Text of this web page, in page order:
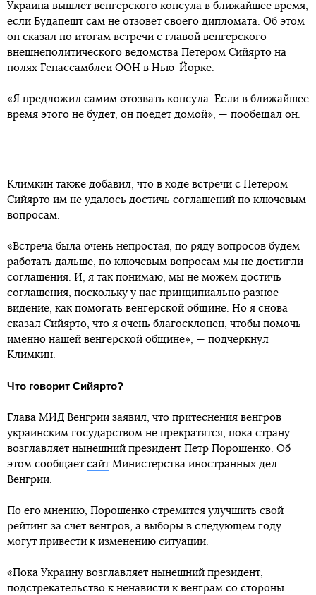
Украина вышлет венгерского консула в ближайшее время,
если Будапешт сам не отзовет своего дипломата. Об этом
он сказал по итогам встречи с главой венгерского
внешнеполитического ведомства Петером Сийярто на
полях Генассамблеи ООН в Нью-Йорке.
«Я предложил самим отозвать консула. Если в ближайшее
время этого не будет, он поедет домой», — пообещал он.
Климкин также добавил, что в ходе встречи с Петером
Сийярто им не удалось достичь соглашений по ключевым
вопросам.
«Встреча была очень непростая, по ряду вопросов будем
работать дальше, по ключевым вопросам мы не достигли
соглашения. И, я так понимаю, мы не можем достичь
соглашения, поскольку у нас принципиально разное
видение, как помогать венгерской общине. Но я снова
сказал Сийярто, что я очень благосклонен, чтобы помочь
именно нашей венгерской общине», — подчеркнул
Климкин.
Что говорит Сийярто?
Глава МИД Венгрии заявил, что притеснения венгров
украинским государством не прекратятся, пока страну
возглавляет нынешний президент Петр Порошенко. Об
этом сообщает сайт Министерства иностранных дел
Венгрии.
По его мнению, Порошенко стремится улучшить свой
рейтинг за счет венгров, а выборы в следующем году
могут привести к изменению ситуации.
«Пока Украину возглавляет нынешний президент,
подстрекательство к ненависти к венграм со стороны